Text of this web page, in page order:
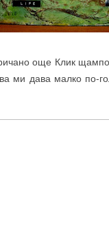
още Клик
ми дава малко по-